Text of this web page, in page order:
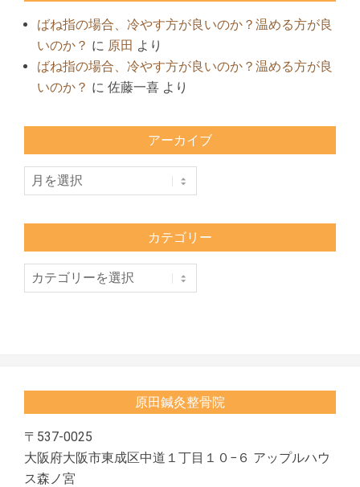
ばね指の場合、冷やす方が良いのか？温める方が良
いのか？ に 原田 より
ばね指の場合、冷やす方が良いのか？温める方が良
いのか？ に 佐藤一喜 より
アーカイブ
ア
ー
イ
カテゴリー
テ
原田鍼灸整骨院
〒537-0025
大阪府大阪市東成区中道１丁目１０−６ アップルハウ
ス森ノ宮